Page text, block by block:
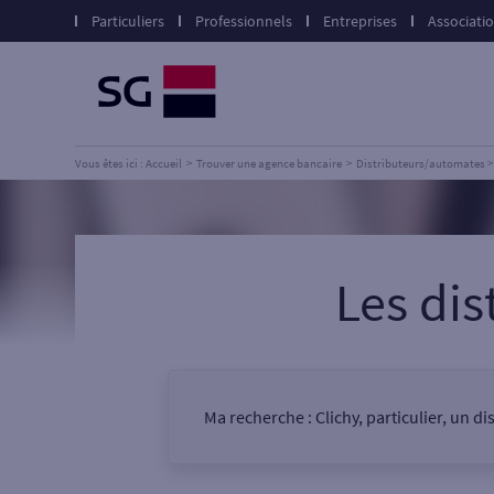
Particuliers Professionnels Entreprises
Vous êtes ici : Accueil Trouver une agence bancaire Distributeurs/automates
Les
Ma recherche : Clichy, particulier, un